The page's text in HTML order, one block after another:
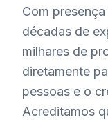
Com
décadas de
milhares de
diretamente
pessoas e o
Acreditamos